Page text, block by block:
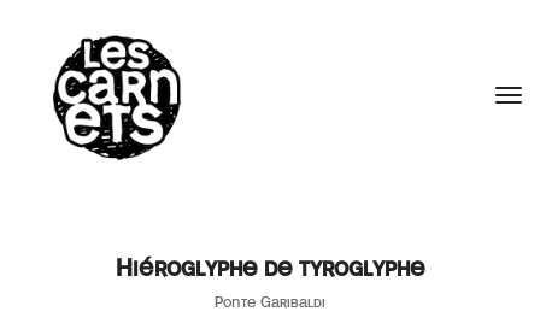
Hiéroglyphe de tyroglyphe
Ponte Garibaldi